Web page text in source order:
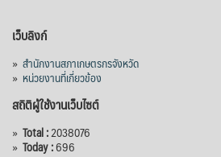
View on Facebook
เว็บลิงก์
» สำนักงานสภาเกษตรกรจังหวัด
» หน่วยงานที่เกี่ยวข้อง
สถิติผู้ใช้งานเว็บไซต์
» Total :2038076
» Today :696